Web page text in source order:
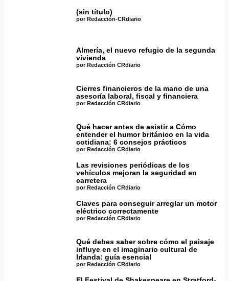
(sin título)
por Redacción-CRdiario
Almería, el nuevo refugio de la segunda
vivienda
por Redacción CRdiario
Cierres financieros de la mano de una
asesoría laboral, fiscal y financiera
por Redacción CRdiario
Qué hacer antes de asistir a Cómo
entender el humor británico en la vida
cotidiana: 6 consejos prácticos
por Redacción CRdiario
Las revisiones periódicas de los
vehículos mejoran la seguridad en
carretera
por Redacción CRdiario
Claves para conseguir arreglar un motor
eléctrico correctamente
por Redacción CRdiario
Qué debes saber sobre cómo el paisaje
influye en el imaginario cultural de
Irlanda: guía esencial
por Redacción CRdiario